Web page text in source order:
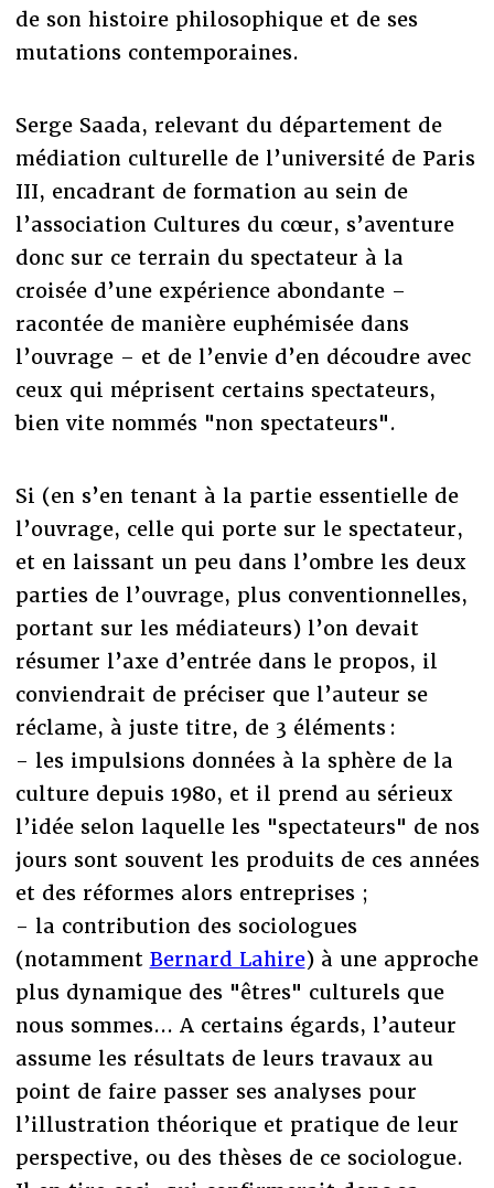
de son histoire philosophique et de ses
mutations contemporaines.
Serge Saada, relevant du département de
médiation culturelle de l’université de Paris
III, encadrant de formation au sein de
l’association Cultures du cœur, s’aventure
donc sur ce terrain du spectateur à la
croisée d’une expérience abondante –
racontée de manière euphémisée dans
l’ouvrage – et de l’envie d’en découdre avec
ceux qui méprisent certains spectateurs,
bien vite nommés "non spectateurs".
Si (en s’en tenant à la partie essentielle de
l’ouvrage, celle qui porte sur le spectateur,
et en laissant un peu dans l’ombre les deux
parties de l’ouvrage, plus conventionnelles,
portant sur les médiateurs) l’on devait
résumer l’axe d’entrée dans le propos, il
conviendrait de préciser que l’auteur se
réclame, à juste titre, de 3 éléments :
- les impulsions données à la sphère de la
culture depuis 1980, et il prend au sérieux
l’idée selon laquelle les "spectateurs" de nos
jours sont souvent les produits de ces années
et des réformes alors entreprises ;
- la contribution des sociologues
(notamment Bernard Lahire) à une approche
plus dynamique des "êtres" culturels que
nous sommes... A certains égards, l’auteur
assume les résultats de leurs travaux au
point de faire passer ses analyses pour
l’illustration théorique et pratique de leur
perspective, ou des thèses de ce sociologue.